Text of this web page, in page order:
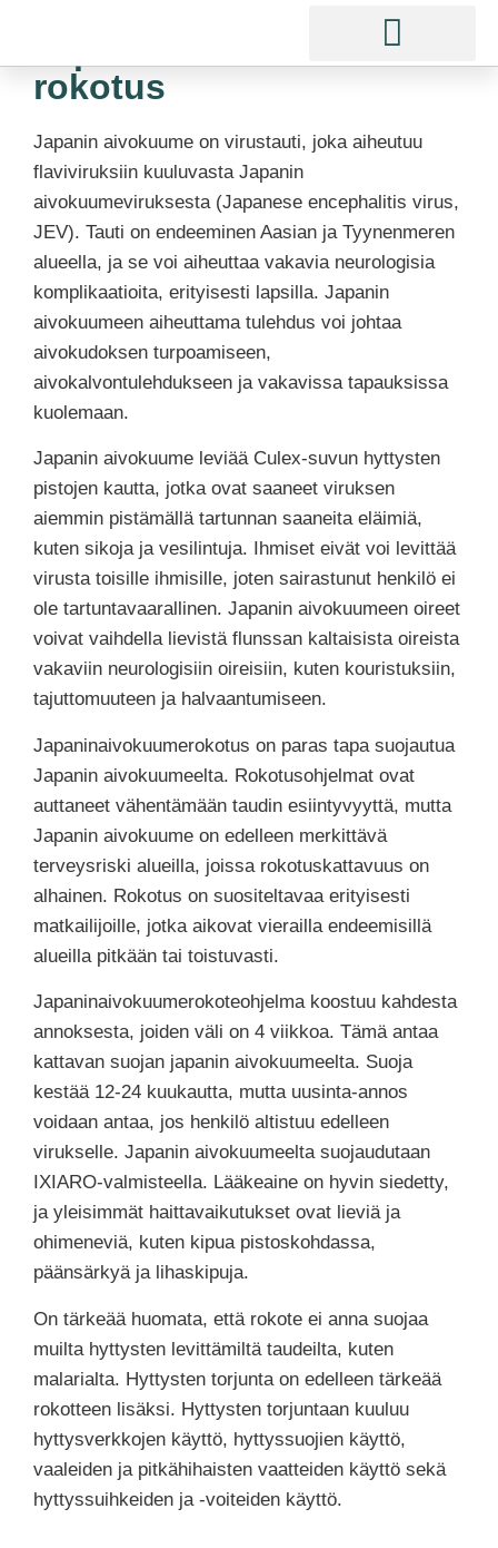
Japanin aivotulehdus -
rokotus
Japanin aivokuume on virustauti, joka aiheutuu
flaviviruksiin kuuluvasta Japanin
aivokuumeviruksesta (Japanese encephalitis virus,
JEV). Tauti on endeeminen Aasian ja Tyynenmeren
alueella, ja se voi aiheuttaa vakavia neurologisia
komplikaatioita, erityisesti lapsilla. Japanin
aivokuumeen aiheuttama tulehdus voi johtaa
aivokudoksen turpoamiseen,
aivokalvontulehdukseen ja vakavissa tapauksissa
kuolemaan.
Japanin aivokuume leviää Culex-suvun hyttysten
pistojen kautta, jotka ovat saaneet viruksen
aiemmin pistämällä tartunnan saaneita eläimiä,
kuten sikoja ja vesilintuja. Ihmiset eivät voi levittää
virusta toisille ihmisille, joten sairastunut henkilö ei
ole tartuntavaarallinen. Japanin aivokuumeen oireet
voivat vaihdella lievistä flunssan kaltaisista oireista
vakaviin neurologisiin oireisiin, kuten kouristuksiin,
tajuttomuuteen ja halvaantumiseen.
Japaninaivokuumerokotus on paras tapa suojautua
Japanin aivokuumeelta. Rokotusohjelmat ovat
auttaneet vähentämään taudin esiintyvyyttä, mutta
Japanin aivokuume on edelleen merkittävä
terveysriski alueilla, joissa rokotuskattavuus on
alhainen. Rokotus on suositeltavaa erityisesti
matkailijoille, jotka aikovat vierailla endeemisillä
alueilla pitkään tai toistuvasti.
Japaninaivokuumerokoteohjelma koostuu kahdesta
annoksesta, joiden väli on 4 viikkoa. Tämä antaa
kattavan suojan japanin aivokuumeelta. Suoja
kestää 12-24 kuukautta, mutta uusinta-annos
voidaan antaa, jos henkilö altistuu edelleen
virukselle. Japanin aivokuumeelta suojaudutaan
IXIARO-valmisteella. Lääkeaine on hyvin siedetty,
ja yleisimmät haittavaikutukset ovat lieviä ja
ohimeneviä, kuten kipua pistoskohdassa,
päänsärkyä ja lihaskipuja.
On tärkeää huomata, että rokote ei anna suojaa
muilta hyttysten levittämiltä taudeilta, kuten
malarialta. Hyttysten torjunta on edelleen tärkeää
rokotteen lisäksi. Hyttysten torjuntaan kuuluu
hyttysverkkojen käyttö, hyttyssuojien käyttö,
vaaleiden ja pitkähihaisten vaatteiden käyttö sekä
hyttyssuihkeiden ja -voiteiden käyttö.